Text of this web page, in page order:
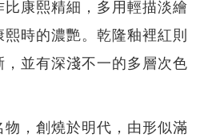
康熙精細，多用輕描淡繪
時的濃艷。乾隆釉裡紅則
並有深淺不一的多層次色
，創燒於明代，由形似滿